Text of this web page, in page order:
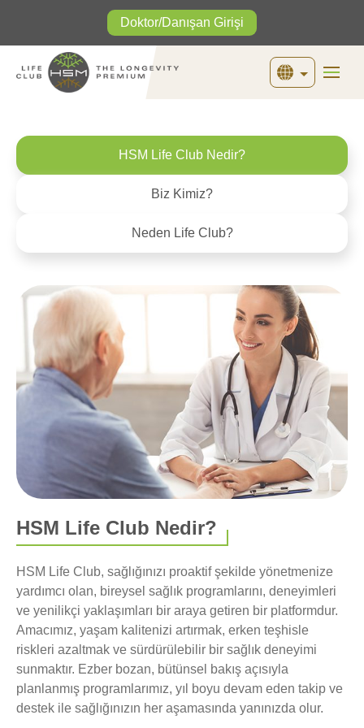
Doktor/Danışan Girişi
HSM Life Club Nedir?
Biz Kimiz?
Neden Life Club?
HSM Life Club Nedir?
HSM Life Club, sağlığınızı proaktif şekilde yönetmenize
yardımcı olan, bireysel sağlık programlarını, deneyimleri
ve yenilikçi yaklaşımları bir araya getiren bir platformdur.
Amacımız, yaşam kalitenizi artırmak, erken teşhisle
riskleri azaltmak ve sürdürülebilir bir sağlık deneyimi
sunmaktır. Ezber bozan, bütünsel bakış açısıyla
planlanmış programlarımız, yıl boyu devam eden takip ve
destek ile sağlığınızın her aşamasında yanınızda olur.